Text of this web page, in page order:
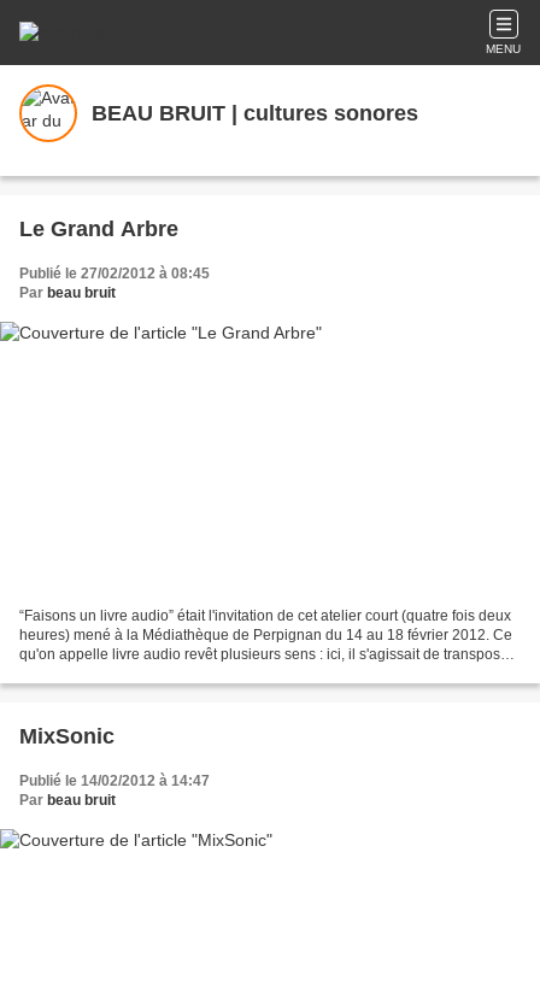
MENU
BEAU BRUIT | cultures sonores
Le Grand Arbre
Publié le 27/02/2012 à 08:45
Par beau bruit
“Faisons un livre audio” était l'invitation de cet atelier court (quatre fois deux
heures) mené à la Médiathèque de Perpignan du 14 au 18 février 2012. Ce
qu'on appelle livre audio revêt plusieurs sens : ici, il s'agissait de transposer
MixSonic
Publié le 14/02/2012 à 14:47
Par beau bruit